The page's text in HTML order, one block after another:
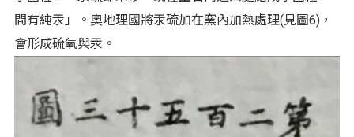
間有純汞」。奧地理國將汞硫加在窯內加熱處理(見圖6)，
會形成硫氧與汞。